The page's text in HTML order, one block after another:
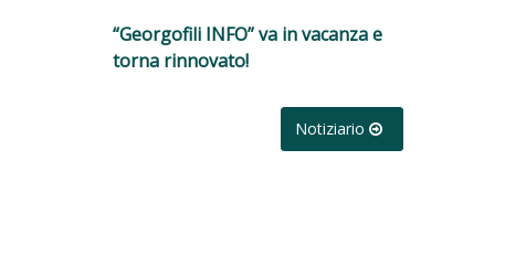
“Georgofili INFO” va in vacanza e
torna rinnovato!
Notiziario